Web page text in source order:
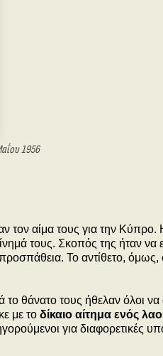
1956
τον αίμα τους για την Κύπρο.
τους. Σκοπός της ήταν να
Το αντίθετο, όμως,
το θάνατο τους ήθελαν όλοι
με το δίκαιο αίτημα ενός
για διαφορετικές